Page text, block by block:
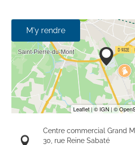
M'y rendre
Centre commercial Grand
30, rue Reine Sabaté